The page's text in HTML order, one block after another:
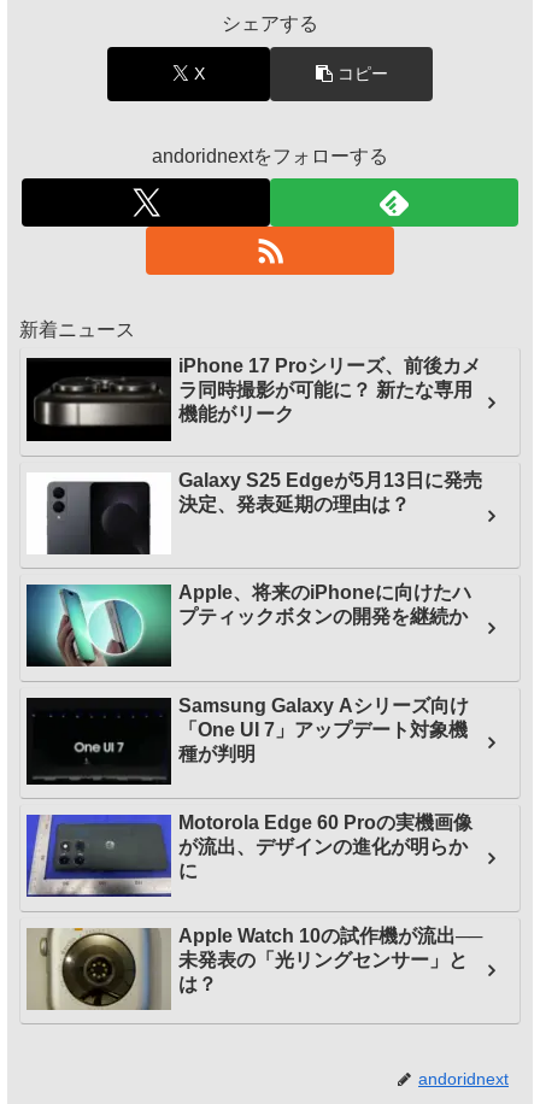
シェアする
X コピー
andoridnextをフォローする
新着ニュース
iPhone 17 Proシリーズ、前後カメ
ラ同時撮影が可能に？ 新たな専用
機能がリーク
Galaxy S25 Edgeが5月13日に発売
決定、発表延期の理由は？
Apple、将来のiPhoneに向けたハ
プティックボタンの開発を継続か
Samsung Galaxy Aシリーズ向け
「One UI 7」アップデート対象機
種が判明
Motorola Edge 60 Proの実機画像
が流出、デザインの進化が明らか
に
Apple Watch 10の試作機が流出──
未発表の「光リングセンサー」と
は？
andoridnext